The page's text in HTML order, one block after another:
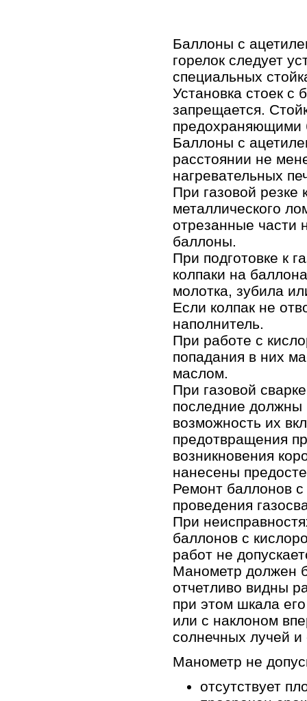
Баллоны с
горелок следует
специальных
Установка стоек с
запрещается.
предохраняющими
Баллоны с
расстоянии не
нагревательных
При газовой
металлического
отрезанные части
баллоны.
При подготовке к
колпаки на
молотка, зубила
Если колпак не
наполнитель.
При работе с
попадания в них
маслом.
При газовой
последние должны
возможность их
предотвращения
возникновения
нанесены
Ремонт баллонов
проведения
При
баллонов с
работ не
Манометр должен
отчетливо видны
при этом шкала
или с наклоном
солнечных лучей
Манометр не
отсутствует